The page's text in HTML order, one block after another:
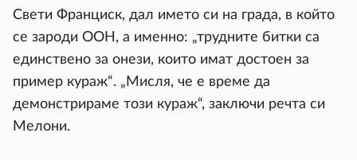
Свети Франциск, дал името си на града, в който
се зароди ООН, а именно: „трудните битки са
единствено за онези, които имат достоен за
пример кураж“. „Мисля, че е време да
демонстрираме този кураж“, заключи речта си
Мелони.